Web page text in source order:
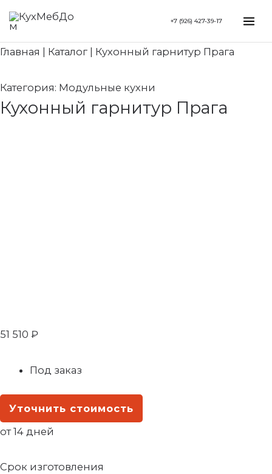
Перейти
содержимому
+7 (926) 427-39-17
Главная Каталог Кухонный гарнитур Прага
Категория: Модульные кухни
Кухонный гарнитур Прага
51 510 ₽
Под заказ
Уточнить стоимость
от 14 дней
Срок изготовления
Search...